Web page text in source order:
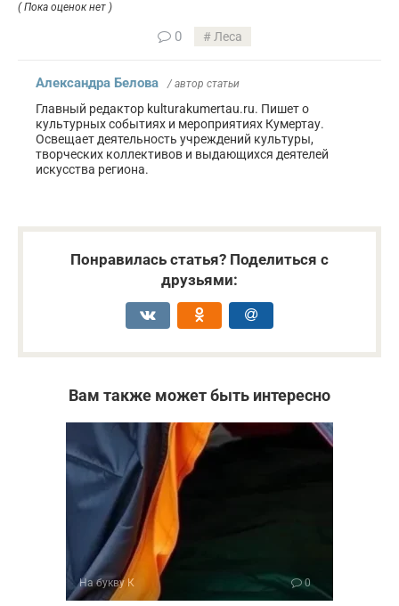
( Пока оценок нет )
0 Леса
Александра Белова / автор статьи
Главный редактор kulturakumertau.ru. Пишет о
культурных событиях и мероприятиях Кумертау.
Освещает деятельность учреждений культуры,
творческих коллективов и выдающихся деятелей
искусства региона.
Понравилась статья? Поделиться с
друзьями:
Вам также может быть интересно
На букву К 0